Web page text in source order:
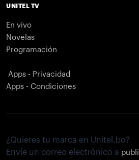
UNITEL TV
En vivo
Novelas
Programación
Apps - Privacidad
Apps - Condiciones
¿Quieres tu marca en Unitel.bo?
Envíe un correo electrónico a